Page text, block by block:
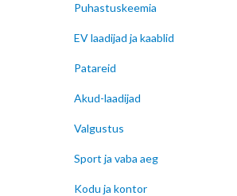
Puhastuskeemia
EV laadijad ja kaablid
Patareid
Akud-laadijad
Valgustus
Sport ja vaba aeg
Kodu ja kontor